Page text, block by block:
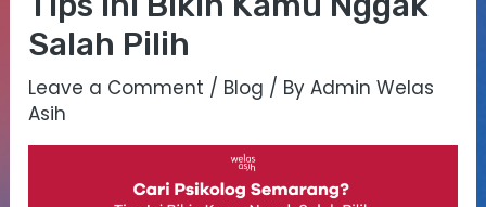
Salah Pilih
Leave a Comment / Blog / ByAdmin Welas
Asih